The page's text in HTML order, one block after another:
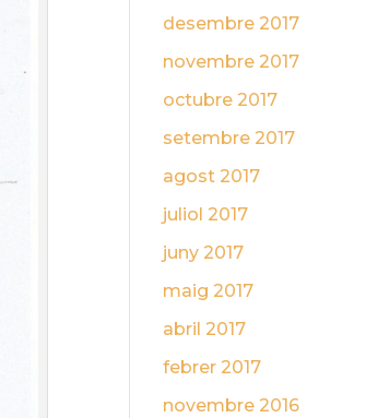
desembre 2017
novembre 2017
octubre 2017
setembre 2017
agost 2017
juliol 2017
juny 2017
maig 2017
abril 2017
febrer 2017
novembre 2016